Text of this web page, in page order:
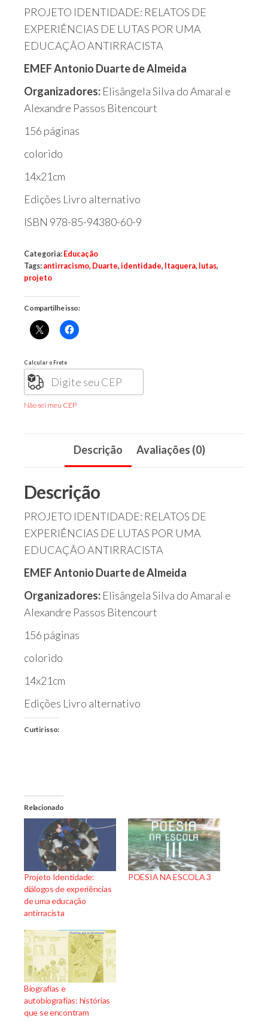
PROJETO IDENTIDADE: RELATOS DE
EXPERIÊNCIAS DE LUTAS POR UMA
EDUCAÇÃO ANTIRRACISTA
EMEF Antonio Duarte de Almeida
Organizadores: Elisângela Silva do Amaral e
Alexandre Passos Bitencourt
156 páginas
colorido
14x21cm
Edições Livro alternativo
ISBN 978-85-94380-60-9
Categoria: Educação
Tags: antirracismo, Duarte, identidade, Itaquera, lutas,
projeto
Compartilhe isso:
Calcular o Frete
Não sei meu CEP
Descrição Avaliações (0)
Descrição
PROJETO IDENTIDADE: RELATOS DE
EXPERIÊNCIAS DE LUTAS POR UMA
EDUCAÇÃO ANTIRRACISTA
EMEF Antonio Duarte de Almeida
Organizadores: Elisângela Silva do Amaral e
Alexandre Passos Bitencourt
156 páginas
colorido
14x21cm
Edições Livro alternativo
Curtir isso:
Relacionado
Projeto Identidade:
diálogos de experiências
de uma educação
antirracista
POESIA NA ESCOLA 3
Biografias e
autobiografias: histórias
que se encontram